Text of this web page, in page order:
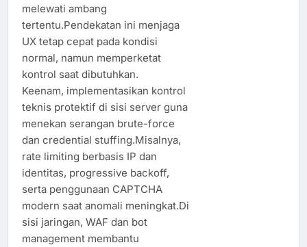
melewati ambang
tertentu.Pendekatan ini menjaga
UX tetap cepat pada kondisi
normal, namun memperketat
kontrol saat dibutuhkan.
Keenam, implementasikan kontrol
teknis protektif di sisi server guna
menekan serangan brute-force
dan credential stuffing.Misalnya,
rate limiting berbasis IP dan
identitas, progressive backoff,
serta penggunaan CAPTCHA
modern saat anomali meningkat.Di
sisi jaringan, WAF dan bot
management membantu